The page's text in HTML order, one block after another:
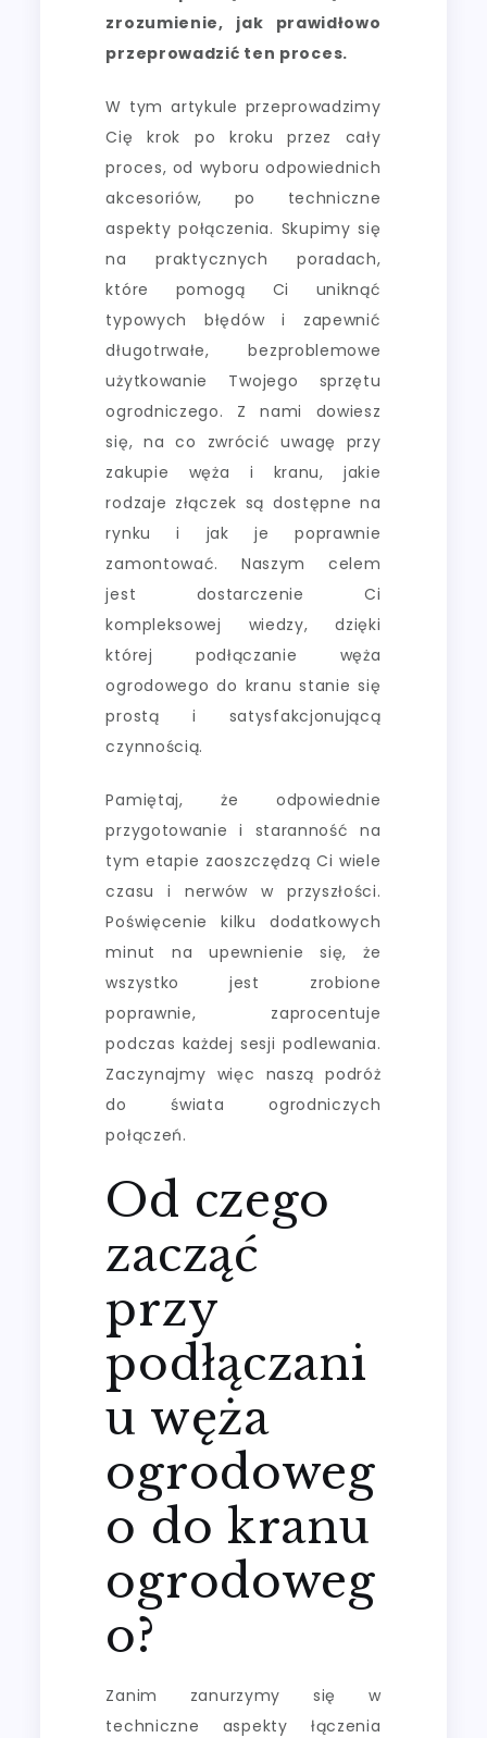
zrozumienie, jak prawidłowo
przeprowadzić ten proces.
W tym artykule przeprowadzimy
Cię krok po kroku przez cały
proces, od wyboru odpowiednich
akcesoriów, po techniczne
aspekty połączenia. Skupimy się
na praktycznych poradach,
które pomogą Ci uniknąć
typowych błędów i zapewnić
długotrwałe, bezproblemowe
użytkowanie Twojego sprzętu
ogrodniczego. Z nami dowiesz
się, na co zwrócić uwagę przy
zakupie węża i kranu, jakie
rodzaje złączek są dostępne na
rynku i jak je poprawnie
zamontować. Naszym celem
jest dostarczenie Ci
kompleksowej wiedzy, dzięki
której podłączanie węża
ogrodowego do kranu stanie się
prostą i satysfakcjonującą
czynnością.
Pamiętaj, że odpowiednie
przygotowanie i staranność na
tym etapie zaoszczędzą Ci wiele
czasu i nerwów w przyszłości.
Poświęcenie kilku dodatkowych
minut na upewnienie się, że
wszystko jest zrobione
poprawnie, zaprocentuje
podczas każdej sesji podlewania.
Zaczynajmy więc naszą podróż
do świata ogrodniczych
połączeń.
Od czego
zacząć
przy
podłączani
u węża
ogrodoweg
o do kranu
ogrodoweg
o?
Zanim zanurzymy się w
techniczne aspekty łączenia